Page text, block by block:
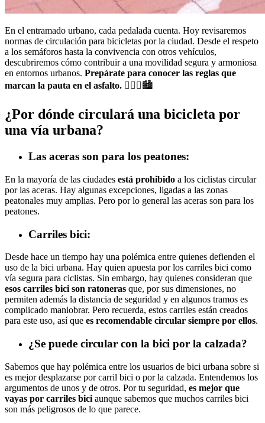
En el entramado urbano, cada pedalada cuenta. Hoy revisaremos
normas de circulación para bicicletas por la ciudad. Desde el respeto
a los semáforos hasta la convivencia con otros vehículos,
descubriremos cómo contribuir a una movilidad segura y armoniosa
en entornos urbanos. Prepárate para conocer las reglas que
marcan la pauta en el asfalto. 🚴🏽‍♀️🏙️
¿Por dónde circulará una bicicleta por
una vía urbana?
Las aceras son para los peatones:
En la mayoría de las ciudades está prohibido a los ciclistas circular
por las aceras. Hay algunas excepciones, ligadas a las zonas
peatonales muy amplias. Pero por lo general las aceras son para los
peatones.
Carriles bici:
Desde hace un tiempo hay una polémica entre quienes defienden el
uso de la bici urbana. Hay quien apuesta por los carriles bici como
vía segura para ciclistas. Sin embargo, hay quienes consideran que
esos carriles bici son ratoneras que, por sus dimensiones, no
permiten además la distancia de seguridad y en algunos tramos es
complicado maniobrar. Pero recuerda, estos carriles están creados
para este uso, así que es recomendable circular siempre por ellos.
¿Se puede circular con la bici por la calzada?
Sabemos que hay polémica entre los usuarios de bici urbana sobre si
es mejor desplazarse por carril bici o por la calzada. Entendemos los
argumentos de unos y de otros. Por tu seguridad, es mejor que
vayas por carriles bici aunque sabemos que muchos carriles bici
son más peligrosos de lo que parece.